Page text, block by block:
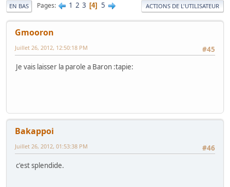
EN BAS Pages 1 2 3 4 5 ACTIONS DE L'UTILISATEUR
Gmooron
#45
Juillet 26, 2012, 12:50:18 PM
Je vais laisser la parole a Baron :tapie:
Bakappoi
#46
Juillet 26, 2012, 01:53:38 PM
c'est splendide.